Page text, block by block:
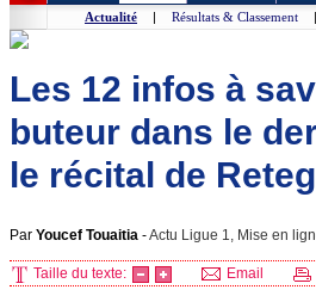
Actualité | Résultats & Classement |
Les 12 infos à
buteur dans le
le récital de
Par Youcef Touaitia -Actu Ligue 1, Mise en
Taille du texte: Email